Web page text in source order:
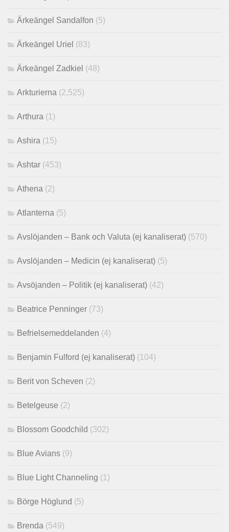
Ärkeängel Sandalfon (5)
Ärkeängel Uriel (83)
Ärkeängel Zadkiel (48)
Arkturierna (2,525)
Arthura (1)
Ashira (15)
Ashtar (453)
Athena (2)
Atlanterna (5)
Avslöjanden – Bank och Valuta (ej kanaliserat) (570)
Avslöjanden – Medicin (ej kanaliserat) (5)
Avsöjanden – Politik (ej kanaliserat) (42)
Beatrice Penninger (73)
Befrielsemeddelanden (4)
Benjamin Fulford (ej kanaliserat) (104)
Berit von Scheven (2)
Betelgeuse (2)
Blossom Goodchild (302)
Blue Avians (9)
Blue Light Channeling (1)
Börge Höglund (5)
Brenda (549)